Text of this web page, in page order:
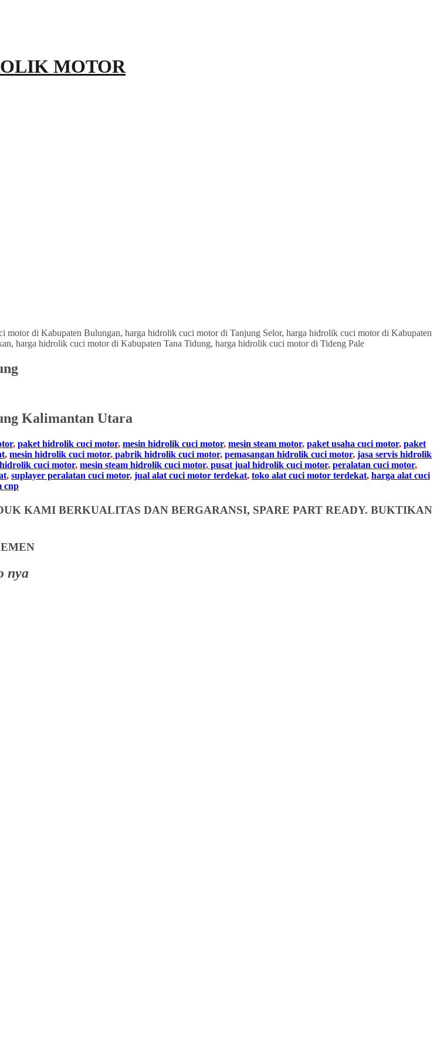
MOTOR
Kalimantan Utara
, paket hidrolik cuci motor, mesin hidrolik cuci motor, mesin steam motor, paket usaha cuci motor, paket
, mesin hidrolik cuci motor, pabrik hidrolik cuci motor, pemasangan hidrolik cuci motor, jasa servis hidrolik
cuci motor, mesin steam hidrolik cuci motor, pusat jual hidrolik cuci motor, peralatan cuci motor,
, suplayer peralatan cuci motor, jual alat cuci motor terdekat, toko alat cuci motor terdekat, harga alat cuci
cnp
KAMI BERKUALITAS DAN BERGARANSI, SPARE PART READY. BUKTIKAN
nya